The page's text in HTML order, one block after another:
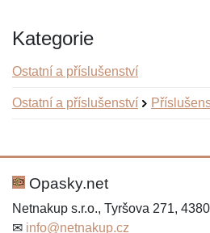
Kategorie
Ostatní a příslušenství
Ostatní a příslušenství
Hodnocení:
Jméno:
Opasky.net
Netnakup s.r.o., Tyršova 271,
✉ info@netnakup.cz